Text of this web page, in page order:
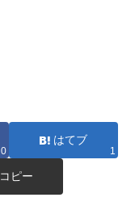
0
はてブ
1
コピー